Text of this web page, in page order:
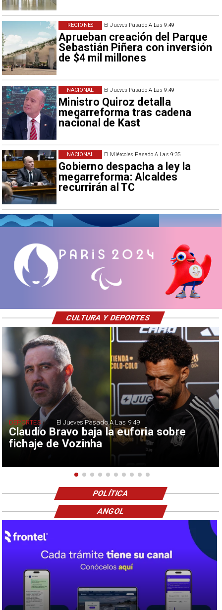
El Jueves Pasado A Las 9:49
Aprueban creación del Parque
Sebastián Piñera con inversión
de $4 mil millones
REGIONES
El Jueves Pasado A Las 9:49
Ministro Quiroz detalla
megarreforma tras cadena
nacional de Kast
NACIONAL
El Miércoles Pasado A Las 9:35
Gobierno despacha a ley la
megarreforma: Alcaldes
recurrirán al TC
NACIONAL
Claudio Bravo baja la euforia sobre
fichaje de Vozinha
DEPORTES El Jueves Pasado A Las 9:49
CULTURA Y DEPORTES
POLÍTICA
ANGOL